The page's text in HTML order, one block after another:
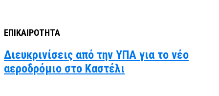
ΕΠΙΚΑΙΡΟΤΗΤΑ
Διευκρινίσεις από την ΥΠΑ για το νέο
αεροδρόμιο στο Καστέλι